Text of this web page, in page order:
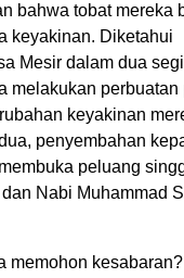
bahwa tobat mereka
keyakinan. Diketahui
Mesir dalam dua
melakukan perbuatan
keyakinan
penyembahan
peluang
Nabi Muhammad
memohon